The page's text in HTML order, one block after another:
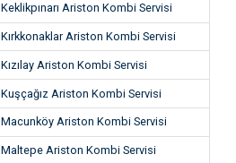
Keklikpınarı Ariston Kombi Servisi
Kırkkonaklar Ariston Kombi Servisi
Kızılay Ariston Kombi Servisi
Kuşçağız Ariston Kombi Servisi
Macunköy Ariston Kombi Servisi
Maltepe Ariston Kombi Servisi